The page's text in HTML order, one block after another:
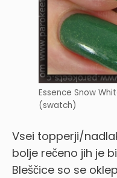
Essence Snow
(swatch)
Vsei topperji/
bolje rečeno jih je
Bleščice so se